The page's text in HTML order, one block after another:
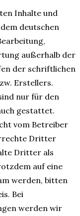
Inhalte und
deutschen
außerhalb der
der schriftlichen
Erstellers.
nur für den
gestattet.
vom Betreiber
Dritter
Dritter als
auf eine
werden, bitten
Bei
werden wir